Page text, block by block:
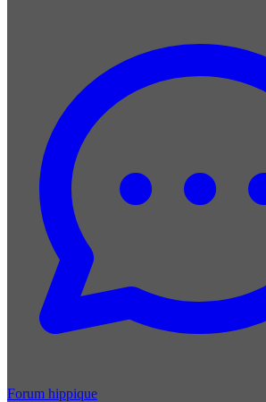
Forum hippique